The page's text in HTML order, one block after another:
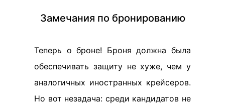
Замечания по бронированию
Теперь о броне! Броня должна была
обеспечивать защиту не хуже, чем у
аналогичных иностранных крейсеров.
Но вот незадача: среди кандидатов не